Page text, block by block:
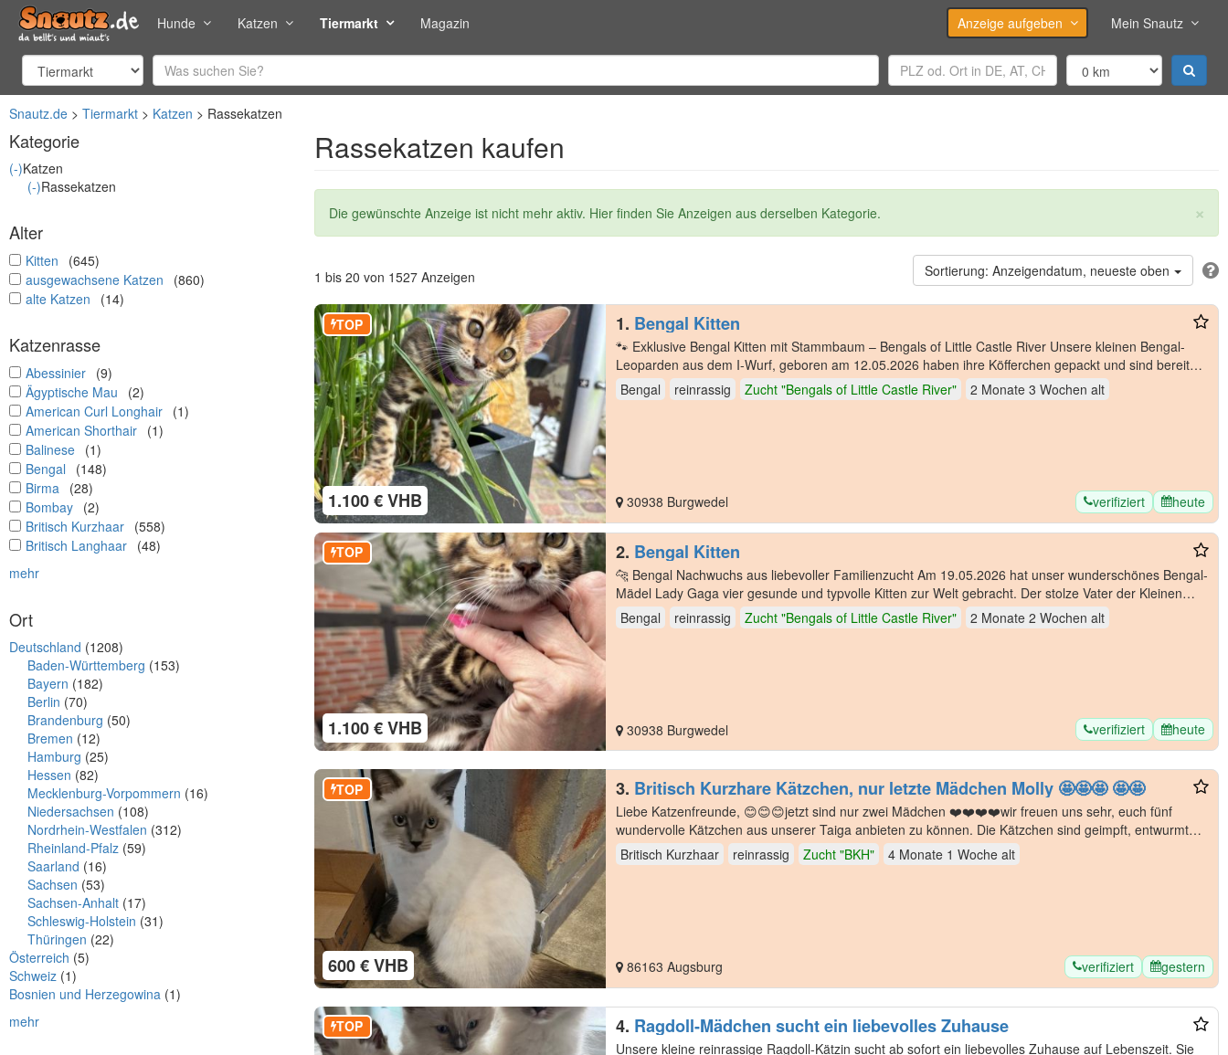
Hunde Katzen Tiermarkt Magazin Anzeige aufgeben Mein Snautz
Snautz.de Tiermarkt Katzen Rassekatzen
Kategorie
(-)Katzen
(-)Rassekatzen
Alter
undefined
Kitten
(645)
undefined
ausgewachsene Katzen
(860)
undefined
alte Katzen (14)
Katzenrasse
undefined
Abessinier (9)
undefined
Ägyptische Mau
(2)
undefined
American Curl Longhair (1)
undefined
American Shorthair (1)
undefined
Balinese (1)
undefined
Bengal
(148)
undefined
Birma (28)
undefined
Bombay (2)
undefined
Britisch Kurzhaar (558)
undefined
Britisch Langhaar (48)
mehr
Ort
Deutschland (1208)
Baden-Württemberg (153)
Bayern (182)
Berlin (70)
Brandenburg (50)
Bremen (12)
Hamburg (25)
Hessen (82)
Mecklenburg-Vorpommern (16)
Niedersachsen (108)
Nordrhein-Westfalen (312)
Rheinland-Pfalz (59)
Saarland (16)
Sachsen (53)
Sachsen-Anhalt (17)
Schleswig-Holstein (31)
Thüringen (22)
Österreich (5)
Schweiz (1)
Bosnien und Herzegowina (1)
mehr
Rassekatzen kaufen
×
Statusmeldung
Die gewünschte Anzeige ist nicht mehr aktiv. Hier finden Sie Anzeigen aus derselben Kategorie.
Anzeigendatum, neueste oben
1 bis 20 von 1527 Anzeigen
1. Bengal Kitten
1.100 € VHB
TOP
🐾 Exklusive Bengal Kitten mit Stammbaum – Bengals of Little Castle River Unsere kleinen Bengal-
Leoparden aus dem I-Wurf, geboren am 12.05.2026 haben ihre Köfferchen gepackt und sind bereit
für…
Bengal reinrassig Zucht "Bengals of Little Castle River" 2 Monate 3 Wochen alt
30938 Burgwedel verifiziert heute
2. Bengal Kitten
1.100 € VHB
TOP
🐆 Bengal Nachwuchs aus liebevoller Familienzucht Am 19.05.2026 hat unser wunderschönes Bengal-
Mädel Lady Gaga vier gesunde und typvolle Kitten zur Welt gebracht. Der stolze Vater der Kleinen
ist…
Bengal reinrassig Zucht "Bengals of Little Castle River" 2 Monate 2 Wochen alt
30938 Burgwedel verifiziert heute
3. Britisch Kurzhare Kätzchen, nur letzte Mädchen Molly 🤩🤩🤩 🤩🤩
600 € VHB
TOP
Liebe Katzenfreunde, 😊😊😊jetzt sind nur zwei Mädchen ❤️❤️❤️❤️wir freuen uns sehr, euch fünf
wundervolle Kätzchen aus unserer Taiga anbieten zu können. Die Kätzchen sind geimpft, entwurmt
und…
Britisch Kurzhaar reinrassig Zucht "BKH" 4 Monate 1 Woche alt
86163 Augsburg verifiziert gestern
4. Ragdoll-Mädchen sucht ein liebevolles Zuhause
TOP
Unsere kleine reinrassige Ragdoll-Kätzin sucht ab sofort ein liebevolles Zuhause auf Lebenszeit. Sie